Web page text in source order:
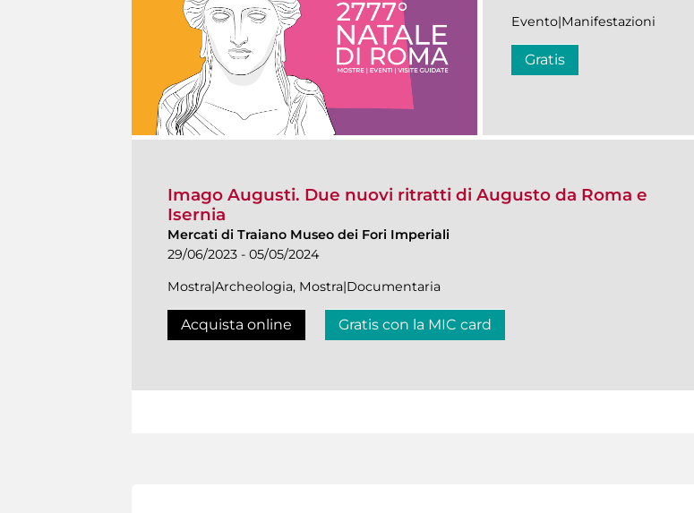
Evento|Manifestazioni
Gratis
Imago Augusti. Due nuovi ritratti di Augusto da Roma e
Isernia
Mercati di Traiano Museo dei Fori Imperiali
29/06/2023 - 05/05/2024
Mostra|Archeologia, Mostra|Documentaria
Acquista online Gratis con la MIC card